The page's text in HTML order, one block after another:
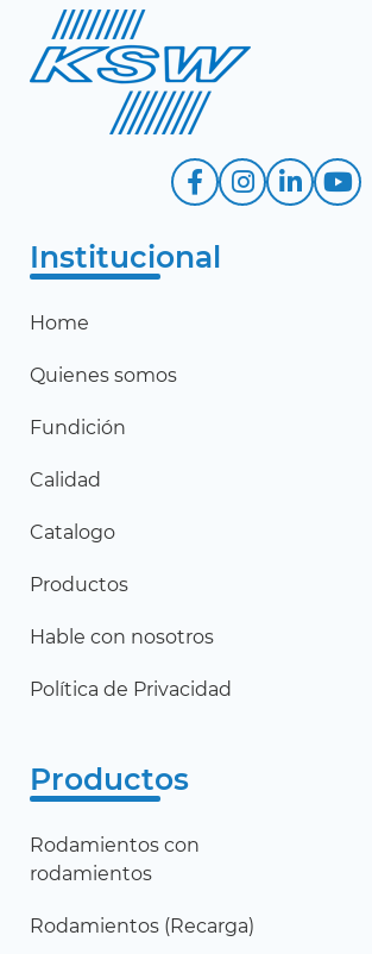
Institucional
Home
Quienes somos
Fundición
Calidad
Catalogo
Productos
Hable con nosotros
Política de Privacidad
Productos
Rodamientos con
rodamientos
Rodamientos (Recarga)